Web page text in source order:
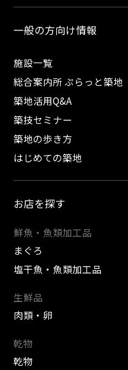
一般の方向け情報
施設一覧
総合案内所 ぷらっと築地
築地活用Q&A
築技セミナー
築地の歩き方
はじめての築地
お店を探す
鮮魚・魚類加工品
まぐろ
塩干魚・魚類加工品
生鮮品
肉類・卵
乾物
乾物